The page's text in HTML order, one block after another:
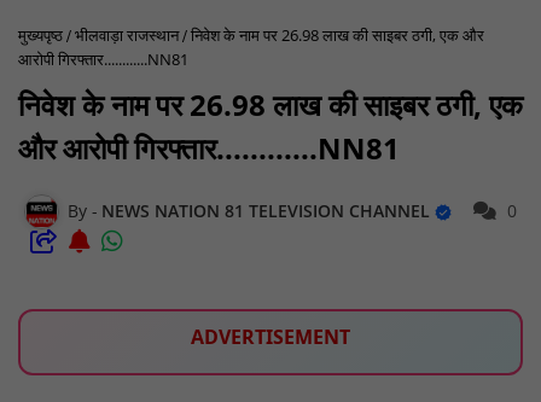
मुख्यपृष्ठ भीलवाड़ा राजस्थान निवेश के नाम पर 26.98 लाख की साइबर ठगी, एक और
आरोपी गिरफ्तार............NN81
निवेश के नाम पर 26.98 लाख की साइबर ठगी, एक
और आरोपी गिरफ्तार............NN81
NEWS NATION 81 TELEVISION CHANNEL 0
ADVERTISEMENT